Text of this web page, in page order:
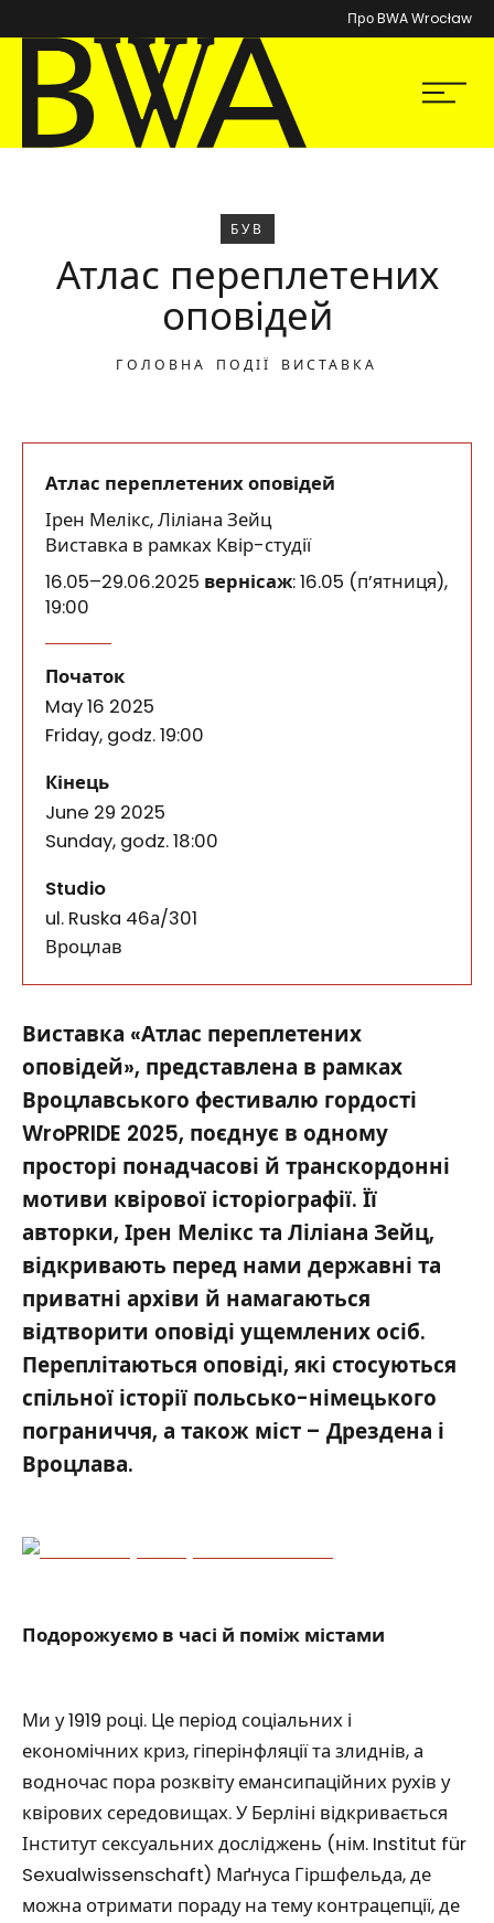
Про BWA Wrocław
BWA Wrocław
Галереї сучасного мистецтва
БУВ
Атлас переплетених
оповідей
ГОЛОВНА ПОДІЇ ВИСТАВКА
Атлас переплетених оповідей
Ірен Мелікс, Ліліана Зейц
Виставка в рамках Квір-студії
16.05–29.06.2025 вернісаж: 16.05 (п’ятниця),
19:00
Виставка «Атлас переплетених оповідей»,
Початок
May 16 2025
Friday, godz. 19:00
Кінець
June 29 2025
Sunday, godz. 18:00
Studio
ul. Ruska 46а/301
50-079
Вроцлав
Виставка «Атлас переплетених
оповідей», представлена в рамках
Вроцлавського фестивалю гордості
WroPRIDE 2025, поєднує в одному
просторі понадчасові й транскордонні
мотиви квірової історіографії. Її
авторки, Ірен Мелікс та Ліліана Зейц,
відкривають перед нами державні та
приватні архіви й намагаються
відтворити оповіді ущемлених осіб.
Переплітаються оповіді, які стосуються
спільної історії польсько-німецького
пограниччя, а також міст – Дрездена і
Вроцлава.
Подорожуємо в часі й поміж містами
Ми у 1919 році. Це період соціальних і
економічних криз, гіперінфляції та злиднів, а
водночас пора розквіту емансипаційних рухів у
квірових середовищах. У Берліні відкривається
Інститут сексуальних досліджень (нім. Institut für
Sexualwissenschaft) Маґнуса Гіршфельда, де
можна отримати пораду на тему контрацепції, де